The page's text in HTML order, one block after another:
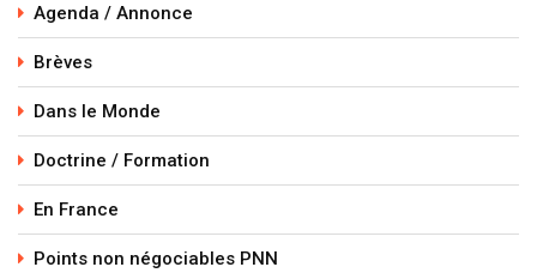
Agenda / Annonce
Brèves
Dans le Monde
Doctrine / Formation
En France
Points non négociables PNN